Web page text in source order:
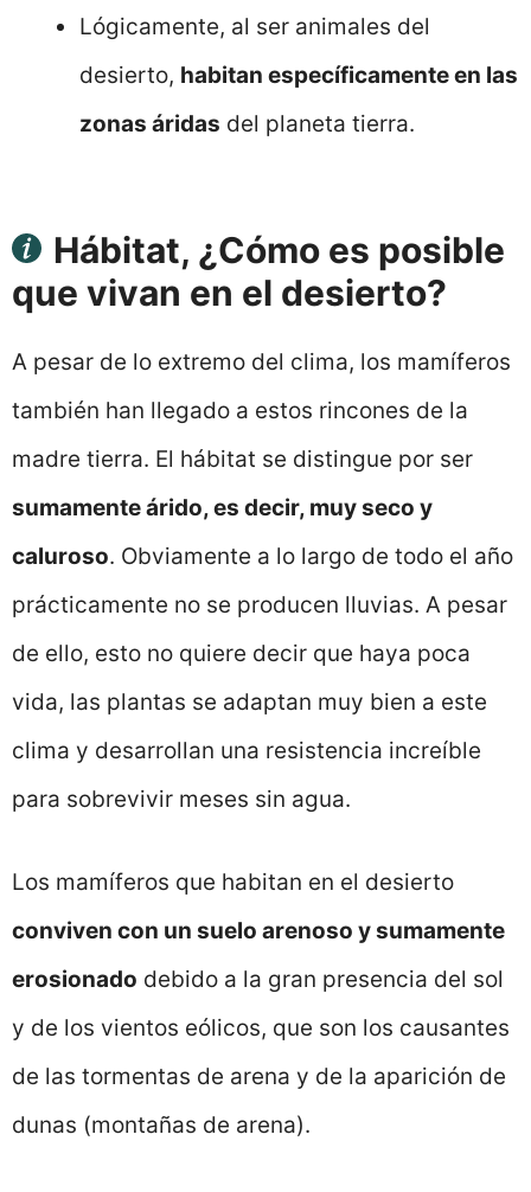
Lógicamente, al ser animales del
desierto, habitan específicamente en las
zonas áridas del planeta tierra.
Hábitat, ¿Cómo es posible
que vivan en el desierto?
A pesar de lo extremo del clima, los mamíferos
también han llegado a estos rincones de la
madre tierra. El hábitat se distingue por ser
sumamente árido, es decir, muy seco y
caluroso. Obviamente a lo largo de todo el año
prácticamente no se producen lluvias. A pesar
de ello, esto no quiere decir que haya poca
vida, las plantas se adaptan muy bien a este
clima y desarrollan una resistencia increíble
para sobrevivir meses sin agua.
Los mamíferos que habitan en el desierto
conviven con un suelo arenoso y sumamente
erosionado debido a la gran presencia del sol
y de los vientos eólicos, que son los causantes
de las tormentas de arena y de la aparición de
dunas (montañas de arena).